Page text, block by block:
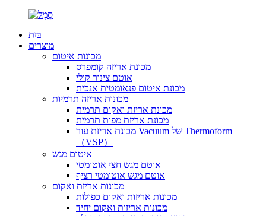
בַּיִת
מוצרים
מכונות איטום
מכונת אריזה קומפרס
אוטם צינור קולי
מכונת איטום פנאומטית אנכית
מכונות אריזה תרמיות
מכונת אריזת ואקום תרמית
מכונת אריזת מפות תרמית
מכונת אריזת עור Vacuum של Thermoform
（VSP）
איטום מגש
אוטם מגש חצי אוטומטי
אוטם מגש אוטומטי רציף
מכונות אריזת ואקום
מכונות אריזות ואקום כפולות
מכונות אריזות ואקום יחיד